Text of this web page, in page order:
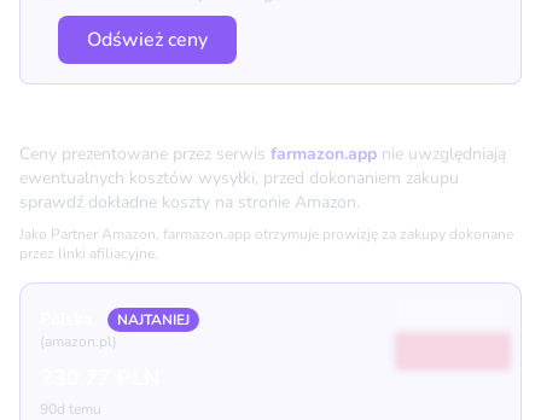
Odśwież ceny
Ceny prezentowane przez serwis farmazon.app nie uwzględniają
ewentualnych kosztów wysyłki, przed dokonaniem zakupu
sprawdź dokładne koszty na stronie Amazon.
Jako Partner Amazon, farmazon.app otrzymuje prowizję za zakupy dokonane
przez linki afiliacyjne.
NAJTANIEJ
(amazon.pl)
90d temu